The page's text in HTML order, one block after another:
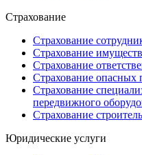
Страхование
Страхование
Страхование
Страхование
Страхование опасных
Страхование
передвижного
Страхование
Юридические услуги